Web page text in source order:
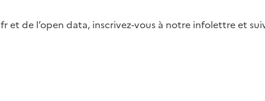
et de l’open data, inscrivez-vous à notre infolettre et